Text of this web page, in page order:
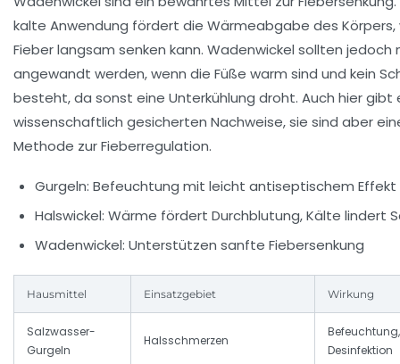
kalte Anwendung fördert die Wärmeabgabe des Körpers,
Fieber langsam senken kann. Wadenwickel sollten jedoch
angewandt werden, wenn die Füße warm sind und kein
besteht, da sonst eine Unterkühlung droht. Auch hier gibt
wissenschaftlich gesicherten Nachweise, sie sind aber
Methode zur Fieberregulation.
Gurgeln: Befeuchtung mit leicht antiseptischem Effekt
Halswickel: Wärme fördert Durchblutung, Kälte lindert
Wadenwickel: Unterstützen sanfte Fiebersenkung
Hausmittel Einsatzgebiet Wirkung
Salzwasser-
Gurgeln
Halsschmerzen
Desinfektion